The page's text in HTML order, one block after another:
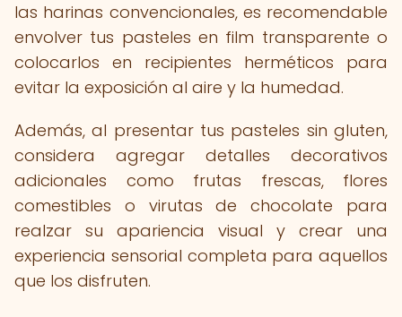
las harinas convencionales, es recomendable
envolver tus pasteles en film transparente o
colocarlos en recipientes herméticos para
evitar la exposición al aire y la humedad.
Además, al presentar tus pasteles sin gluten,
considera agregar detalles decorativos
adicionales como frutas frescas, flores
comestibles o virutas de chocolate para
realzar su apariencia visual y crear una
experiencia sensorial completa para aquellos
que los disfruten.